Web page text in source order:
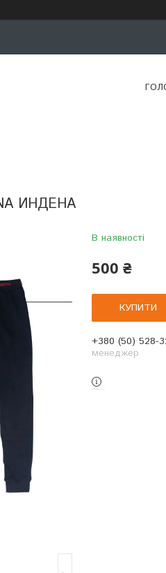
ИНДЕНА
В наявності
500 ₴
КУПИТИ
+380 (50) 528-
менеджер